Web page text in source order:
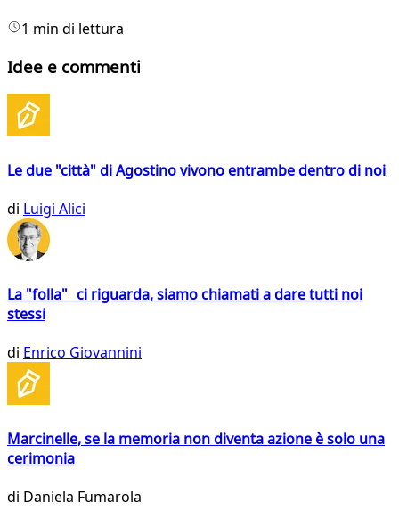
1 min di lettura
Idee e commenti
Le due "città" di Agostino vivono entrambe dentro di noi
di Luigi Alici
La "folla" ci riguarda, siamo chiamati a dare tutti noi
stessi
di Enrico Giovannini
Marcinelle, se la memoria non diventa azione è solo una
cerimonia
di Daniela Fumarola